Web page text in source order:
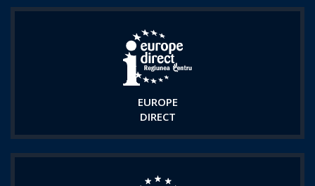
EUROPE
DIRECT